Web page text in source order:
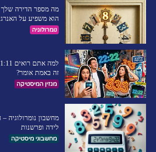
מה מספר הדירה שלך
הוא משפיע על
נומרולוגיה
זה באמת אומר?
מגזין המיסטיקה
מחשבון נומרולוגיה
לידה ופרשנות
מחשבוני מיסטיקה